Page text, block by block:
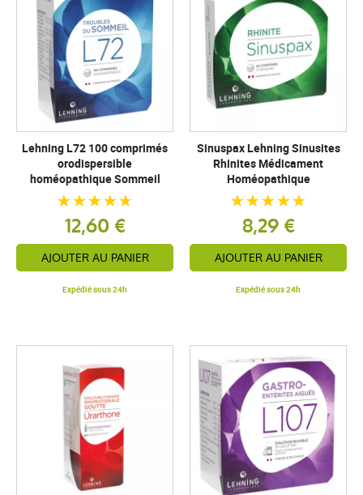
Lehning L72 100 comprimés
orodispersible
homéopathique Sommeil
12,60 €
AJOUTER AU PANIER
Expédié sous 24h
Sinuspax Lehning Sinusites
Rhinites Médicament
Homéopathique
8,29 €
AJOUTER AU PANIER
Expédié sous 24h